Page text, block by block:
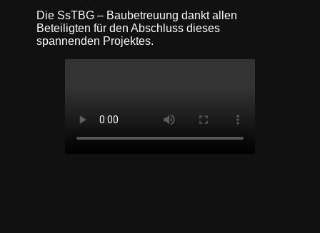
Die SsTBG – Baubetreuung dankt allen
Beteiligten für den Abschluss dieses
spannenden Projektes.